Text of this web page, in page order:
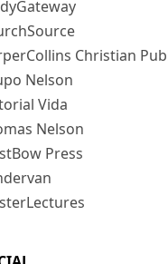
Christian
Nelson
Vida
Nelson
Press